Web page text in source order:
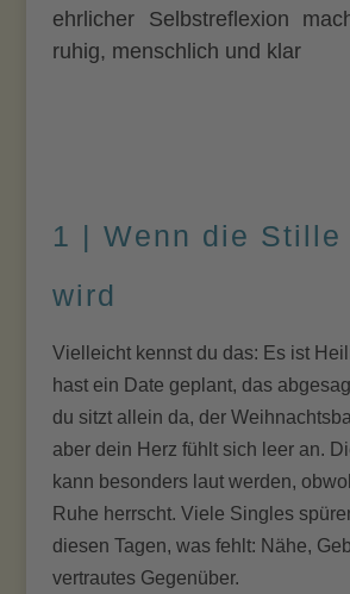
ehrlicher Selbstreflexion
ruhig, menschlich und klar
1 | Wenn die Stille
wird
Vielleicht kennst du das: Es ist
hast ein Date geplant, das
du sitzt allein da, der
aber dein Herz fühlt sich leer an.
kann besonders laut werden,
Ruhe herrscht. Viele Singles
diesen Tagen, was fehlt: Nähe,
vertrautes Gegenüber.